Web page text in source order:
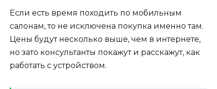
Если есть время походить по мобильным
салонам, то не исключена покупка именно там.
Цены будут несколько выше, чем в интернете,
но зато консультанты покажут и расскажут, как
работать с устройством.